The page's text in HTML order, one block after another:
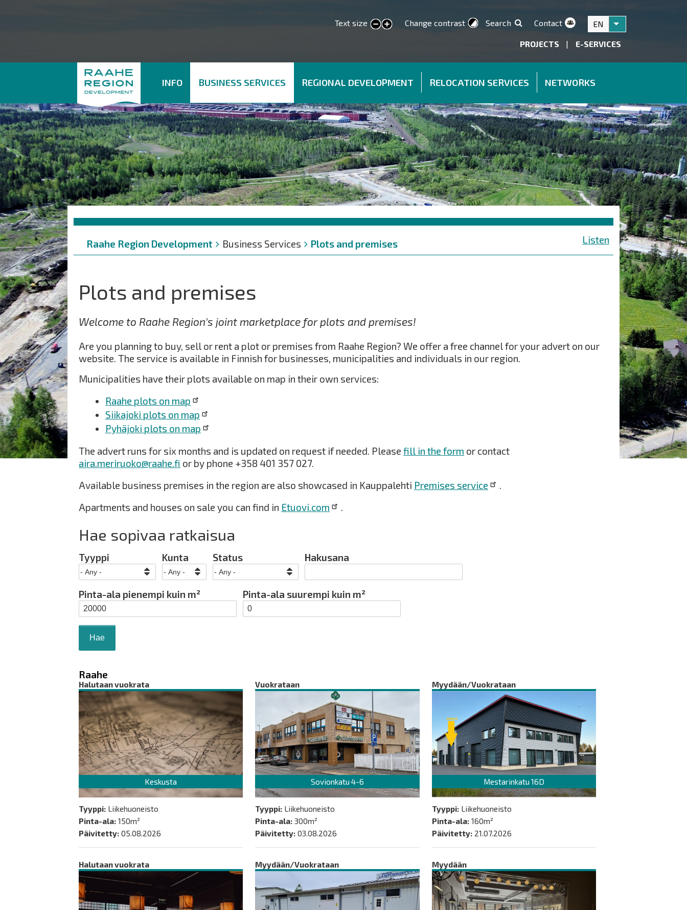
Text size
smaller text
larger text Change contrast Search Contact EN List additional
PROJECTS | E-SERVICES
INFO BUSINESS SERVICES REGIONAL DEVELOPMENT RELOCATION SERVICES NETWORKS
Breadcrumbs
You
are
Raahe Region Development Business Services Plots and premises Listen
Plots and premises
Welcome to Raahe Region's joint marketplace for plots and premises!
Are you planning to buy, sell or rent a plot or premises from Raahe Region? We offer a free channel for your advert on our
website. The service is available in Finnish for businesses, municipalities and individuals in our region.
Municipalities have their plots available on map in their own services:
Raahe plots on map
Siikajoki plots on map
Pyhäjoki plots on map
The advert runs for six months and is updated on request if needed. Please fill in the form or contact
aira.meriruoko@raahe.fi or by phone +358 401 357 027.
Available business premises in the region are also showcased in Kauppalehti Premises service
.
Apartments and houses on sale you can find in Etuovi.com .
Hae sopivaa ratkaisua
Tyyppi Kunta Status Hakusana
Pinta-ala pienempi kuin m² Pinta-ala suurempi kuin m²
Raahe
Halutaan vuokrata
Keskusta
Tyyppi: Liikehuoneisto
Pinta-ala: 150m²
Päivitetty: 05.08.2026
Vuokrataan
Sovionkatu 4-6
Tyyppi: Liikehuoneisto
Pinta-ala: 300m²
Päivitetty: 03.08.2026
Myydään/Vuokrataan
Mestarinkatu 16D
Tyyppi: Liikehuoneisto
Pinta-ala: 160m²
Päivitetty: 21.07.2026
Halutaan vuokrata Myydään/Vuokrataan Myydään